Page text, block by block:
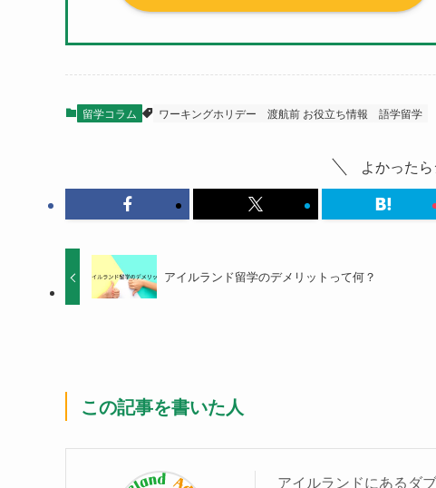
留学コラム ワーキングホリデー 渡航前 お役立ち情報 語学留学
よかった
アイルランド留学のデメリットって何？
この記事を書いた人
アイルランドにあるダ